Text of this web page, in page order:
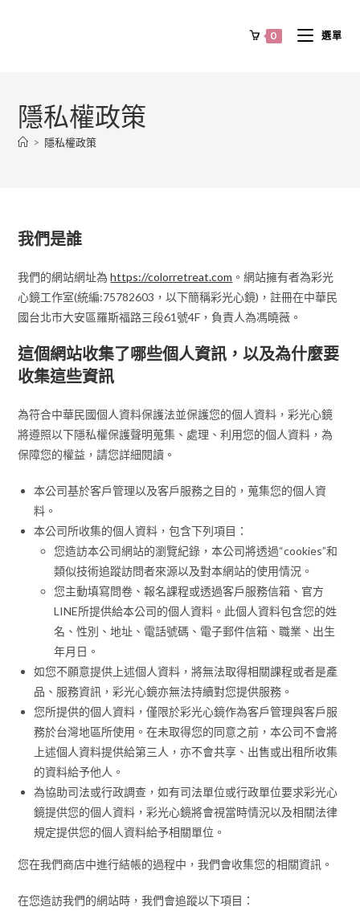
0 選單
隱私權政策
> 隱私權政策
我們是誰
我們的網站網址為https://colorretreat.com 。網站擁有者為彩光
心鏡工作室(統編:75782603，以下簡稱彩光心鏡)，註冊在中華民
國台北市大安區羅斯福路三段61號4F，負責人為馮曉薇。
這個網站收集了哪些個人資訊，以及為什麼要
收集這些資訊
為符合中華民國個人資料保護法並保護您的個人資料，彩光心鏡
將遵照以下隱私權保護聲明蒐集、處理、利用您的個人資料，為
保障您的權益，請您詳細閱讀。
本公司基於客戶管理以及客戶服務之目的，蒐集您的個人資
料。
本公司所收集的個人資料，包含下列項目：
您造訪本公司網站的瀏覽紀錄，本公司將透過“cookies”和
類似技術追蹤訪問者來源以及對本網站的使用情況。
您主動填寫問卷、報名課程或透過客戶服務信箱、官方
LINE所提供給本公司的個人資料。此個人資料包含您的姓
名、性別、地址、電話號碼、電子郵件信箱、職業、出生
年月日。
如您不願意提供上述個人資料，將無法取得相關課程或者是產
品、服務資訊，彩光心鏡亦無法持續對您提供服務。
您所提供的個人資料，僅限於彩光心鏡作為客戶管理與客戶服
務於台灣地區所使用。在未取得您的同意之前，本公司不會將
上述個人資料提供給第三人，亦不會共享、出售或出租所收集
的資料給予他人。
為協助司法或行政調查，如有司法單位或行政單位要求彩光心
鏡提供您的個人資料，彩光心鏡將會視當時情況以及相關法律
規定提供您的個人資料給予相關單位。
您在我們商店中進行結帳的過程中，我們會收集您的相關資訊。
在您造訪我們的網站時，我們會追蹤以下項目：